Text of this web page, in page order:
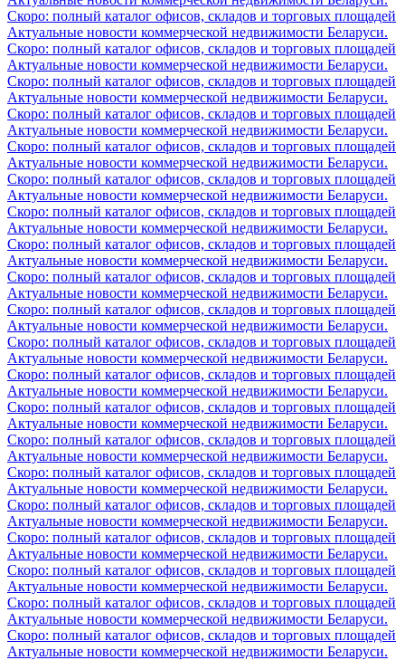
Скоро: полный каталог офисов, складов и торговых площадей
Актуальные новости коммерческой недвижимости Беларуси.
Скоро: полный каталог офисов, складов и торговых площадей
Актуальные новости коммерческой недвижимости Беларуси.
Скоро: полный каталог офисов, складов и торговых площадей
Актуальные новости коммерческой недвижимости Беларуси.
Скоро: полный каталог офисов, складов и торговых площадей
Актуальные новости коммерческой недвижимости Беларуси.
Скоро: полный каталог офисов, складов и торговых площадей
Актуальные новости коммерческой недвижимости Беларуси.
Скоро: полный каталог офисов, складов и торговых площадей
Актуальные новости коммерческой недвижимости Беларуси.
Скоро: полный каталог офисов, складов и торговых площадей
Актуальные новости коммерческой недвижимости Беларуси.
Скоро: полный каталог офисов, складов и торговых площадей
Актуальные новости коммерческой недвижимости Беларуси.
Скоро: полный каталог офисов, складов и торговых площадей
Актуальные новости коммерческой недвижимости Беларуси.
Скоро: полный каталог офисов, складов и торговых площадей
Актуальные новости коммерческой недвижимости Беларуси.
Скоро: полный каталог офисов, складов и торговых площадей
Актуальные новости коммерческой недвижимости Беларуси.
Скоро: полный каталог офисов, складов и торговых площадей
Актуальные новости коммерческой недвижимости Беларуси.
Скоро: полный каталог офисов, складов и торговых площадей
Актуальные новости коммерческой недвижимости Беларуси.
Скоро: полный каталог офисов, складов и торговых площадей
Актуальные новости коммерческой недвижимости Беларуси.
Скоро: полный каталог офисов, складов и торговых площадей
Актуальные новости коммерческой недвижимости Беларуси.
Скоро: полный каталог офисов, складов и торговых площадей
Актуальные новости коммерческой недвижимости Беларуси.
Скоро: полный каталог офисов, складов и торговых площадей
Актуальные новости коммерческой недвижимости Беларуси.
Скоро: полный каталог офисов, складов и торговых площадей
Актуальные новости коммерческой недвижимости Беларуси.
Скоро: полный каталог офисов, складов и торговых площадей
Актуальные новости коммерческой недвижимости Беларуси.
Скоро: полный каталог офисов, складов и торговых площадей
Актуальные новости коммерческой недвижимости Беларуси.